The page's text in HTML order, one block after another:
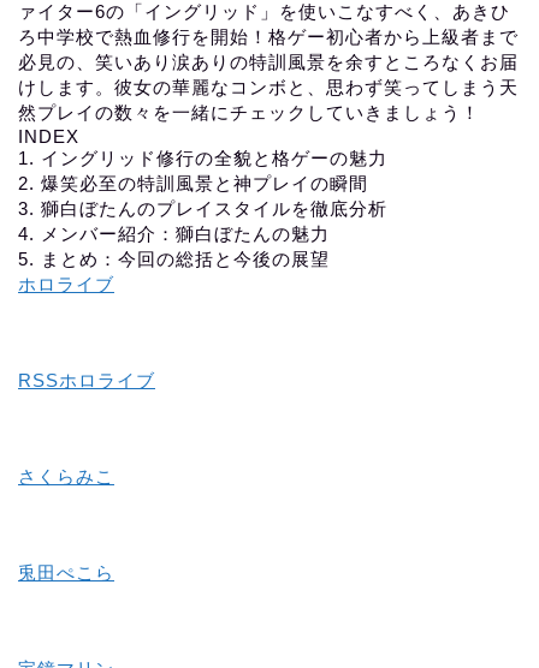
ァイター6の「イングリッド」を使いこなすべく、あきひ
ろ中学校で熱血修行を開始！格ゲー初心者から上級者まで
必見の、笑いあり涙ありの特訓風景を余すところなくお届
けします。彼女の華麗なコンボと、思わず笑ってしまう天
然プレイの数々を一緒にチェックしていきましょう！
INDEX
1. イングリッド修行の全貌と格ゲーの魅力
2. 爆笑必至の特訓風景と神プレイの瞬間
3. 獅白ぼたんのプレイスタイルを徹底分析
4. メンバー紹介：獅白ぼたんの魅力
5. まとめ：今回の総括と今後の展望
ホロライブ
RSSホロライブ
さくらみこ
兎田ぺこら